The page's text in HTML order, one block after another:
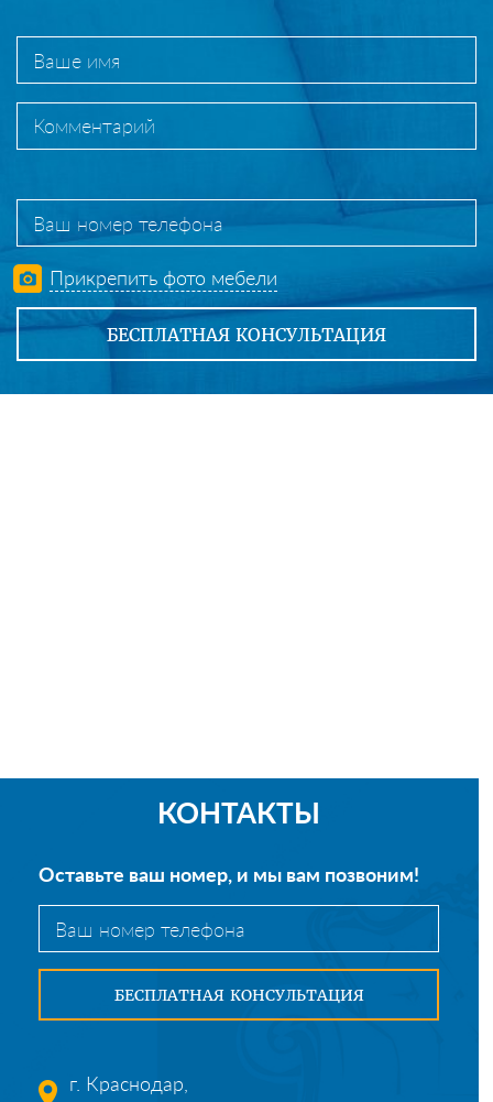
Прикрепить фото мебели
КОНТАКТЫ
Оставьте ваш номер, и мы вам позвоним!
г. Краснодар,